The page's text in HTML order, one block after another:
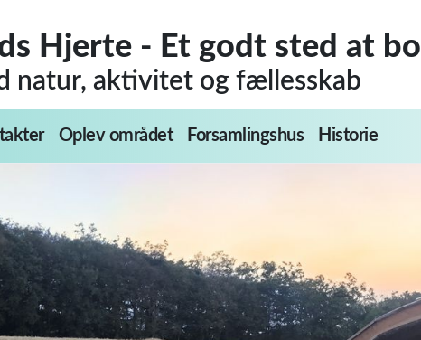
Hjerte - Et godt sted at bo
natur, aktivitet og fællesskab
Oplev området Forsamlingshus Historie